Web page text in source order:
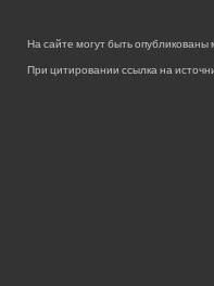
На сайте могут быть
При цитировании ссылка на